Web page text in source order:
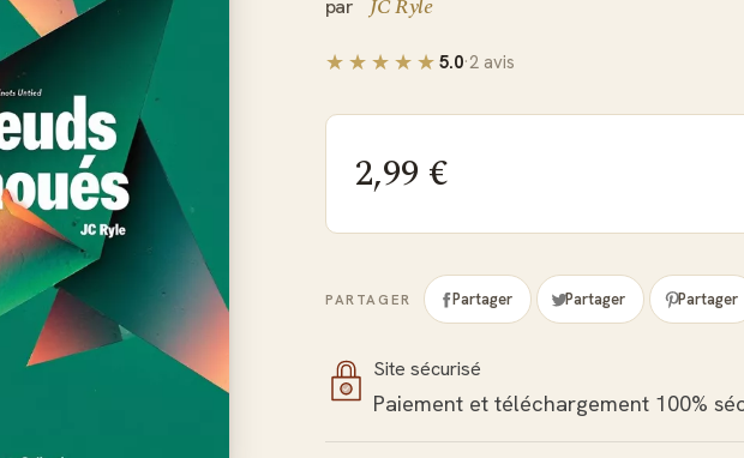
JC Ryle
5.0·2 avis
2,99 €
PARTAGER Partager Partager Partager
Site sécurisé
Paiement et téléchargement 100%